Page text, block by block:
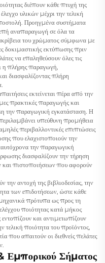
διέπουν κάθε πτυχή της
υλικών μέχρι την τελική
Προηγμένα συστήματα
αναπαραγωγή σε όλα τα
του χρώματος σύμφωνα με
δοκιμαστικής εκτύπωσης πριν
να επαληθεύσουν όλες τις
η πλήρης παραγωγή,
διασφαλίζοντας πλήρη
εκτείνεται πέρα από την
πρακτικές παραγωγής και
την παραγωγική εγκατάσταση. Η
υπεύθυνη προμήθεια
περιβαλλοντικές επιπτώσεις
που ελαχιστοποιούν την
την παραγωγική
διασφαλίζουν την τήρηση
και πιστοποιήσεων που αφορούν
την αντοχή της βιβλιοδεσίας, την
των επιδοτήσεων, ώστε κάθε
πρότυπα ως προς τη
ποιότητας κατά μήκος
και αντιμετωπίζουν
ποιότητα του προϊόντος,
που απαιτούν οι διεθνείς πελάτες
Εμπορικού Σήματος